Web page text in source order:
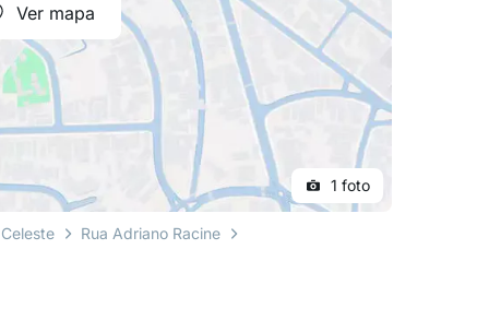
Ver mapa
1 foto
Rua Adriano Racine